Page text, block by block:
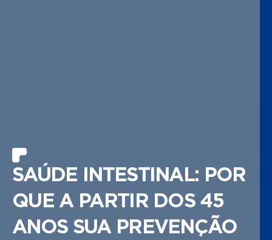
SAÚDE INTESTINAL: POR
QUE A PARTIR DOS 45
ANOS SUA PREVENÇÃO